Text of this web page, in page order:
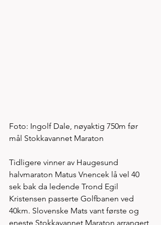
Foto: Ingolf Dale, nøyaktig 750m før
mål Stokkavannet Maraton
Tidligere vinner av Haugesund
halvmaraton Matus Vnencek lå vel 40
sek bak da ledende Trond Egil
Kristensen passerte Golfbanen ved
40km. Slovenske Mats vant første og
eneste Stokkavannet Maraton arrangert